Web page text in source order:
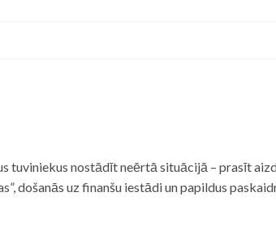
tuviniekus nostādīt neērtā situācijā – prasīt
došanās uz finanšu iestādi un papildus